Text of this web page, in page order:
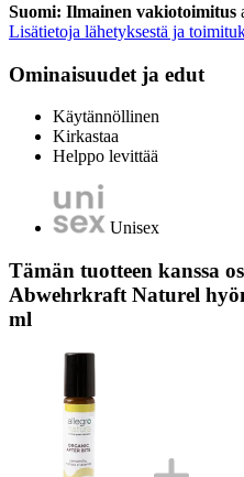
Suomi: Ilmainen vakiotoimitus
Lisätietoja lähetyksestä ja
Ominaisuudet ja edut
Käytännöllinen
Kirkastaa
Helppo levittää
Unisex
Tämän tuotteen kanssa
Abwehrkraft Naturel
ml